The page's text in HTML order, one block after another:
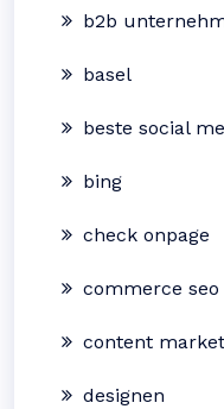
b2b
basel
beste social
bing
check onpage
commerce seo
content
designen